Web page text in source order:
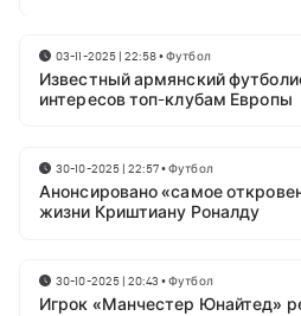
03-11-2025 | 22:58•Футбол
Известный армянский
интересов топ-клубам Европы
30-10-2025 | 22:57•Футбол
Анонсировано «самое
жизни Криштиану Роналду
30-10-2025 | 20:43 •Футбол
Игрок «Манчестер Юнайтед»